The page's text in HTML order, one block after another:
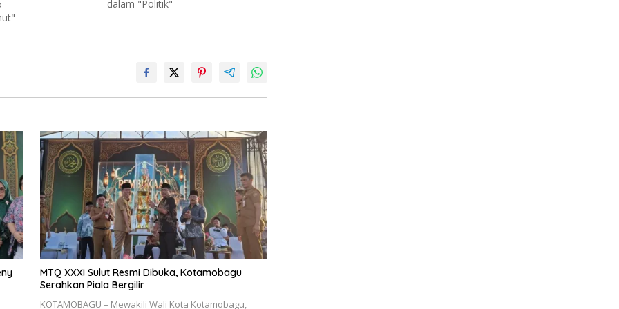
dalam "Politik"
MTQ XXXI Sulut Resmi Dibuka, Kotamobagu
Serahkan Piala Bergilir
KOTAMOBAGU – Mewakili Wali Kota Kotamobagu,